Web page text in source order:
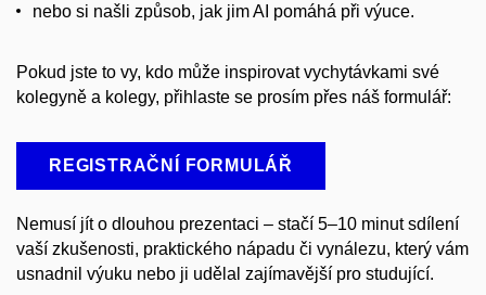
nebo si našli způsob, jak jim AI pomáhá při výuce.
Pokud jste to vy, kdo může inspirovat vychytávkami své
kolegyně a kolegy, přihlaste se prosím přes náš formulář:
REGISTRAČNÍ FORMULÁŘ
Nemusí jít o dlouhou prezentaci – stačí 5–10 minutsdílení
vaší zkušenosti, praktického nápadu či vynálezu, který vám
usnadnil výuku nebo ji udělal zajímavější pro studující.